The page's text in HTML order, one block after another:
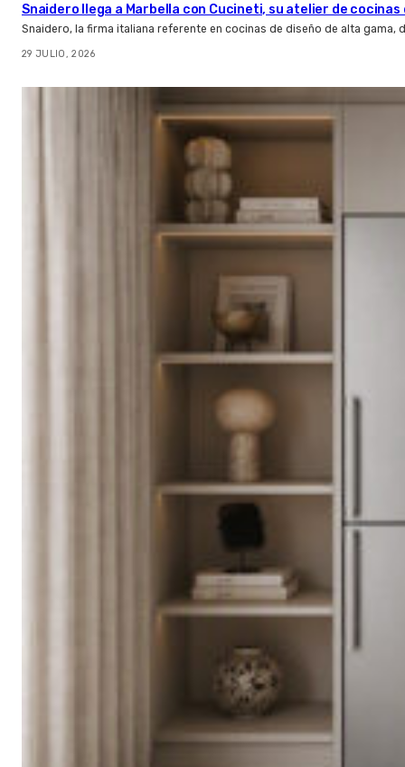
Snaidero llega a Marbella con Cucineti, su atelier de cocinas
Snaidero, la firma italiana referente en cocinas de diseño de alta gama,
29 JULIO, 2026